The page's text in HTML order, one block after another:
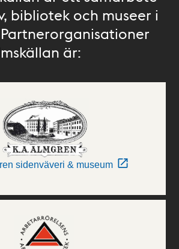
bibliotek och museer i
är:
sidenväveri & museum